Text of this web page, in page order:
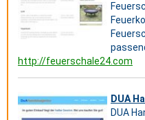
http://feuerschale24.com
DUA
DUA